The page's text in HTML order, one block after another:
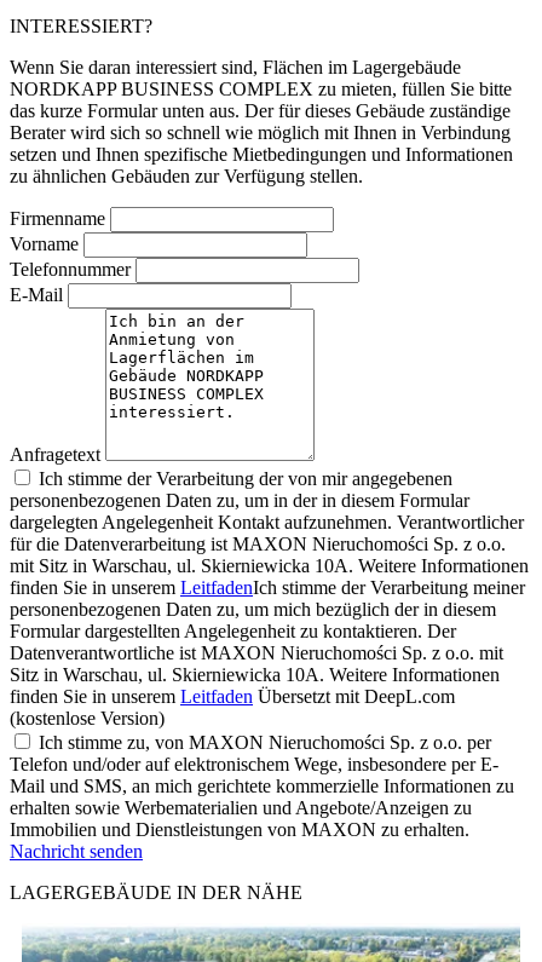
INTERESSIERT?
Wenn Sie daran interessiert sind, Flächen im Lagergebäude
NORDKAPP BUSINESS COMPLEX zu mieten, füllen Sie bitte
das kurze Formular unten aus. Der für dieses Gebäude zuständige
Berater wird sich so schnell wie möglich mit Ihnen in Verbindung
setzen und Ihnen spezifische Mietbedingungen und Informationen
zu ähnlichen Gebäuden zur Verfügung stellen.
Firmenname
Vorname
Telefonnummer
E-Mail
Anfragetext
Ich stimme der Verarbeitung der von mir angegebenen
personenbezogenen Daten zu, um in der in diesem Formular
dargelegten Angelegenheit Kontakt aufzunehmen. Verantwortlicher
für die Datenverarbeitung ist MAXON Nieruchomości Sp. z o.o.
mit Sitz in Warschau, ul. Skierniewicka 10A. Weitere Informationen
finden Sie in unserem LeitfadenIch stimme der Verarbeitung meiner
personenbezogenen Daten zu, um mich bezüglich der in diesem
Formular dargestellten Angelegenheit zu kontaktieren. Der
Datenverantwortliche ist MAXON Nieruchomości Sp. z o.o. mit
Sitz in Warschau, ul. Skierniewicka 10A. Weitere Informationen
finden Sie in unserem Leitfaden Übersetzt mit DeepL.com
(kostenlose Version)
Ich stimme zu, von MAXON Nieruchomości Sp. z o.o. per
Telefon und/oder auf elektronischem Wege, insbesondere per E-
Mail und SMS, an mich gerichtete kommerzielle Informationen zu
erhalten sowie Werbematerialien und Angebote/Anzeigen zu
Immobilien und Dienstleistungen von MAXON zu erhalten.
Nachricht senden
LAGERGEBÄUDE IN DER NÄHE